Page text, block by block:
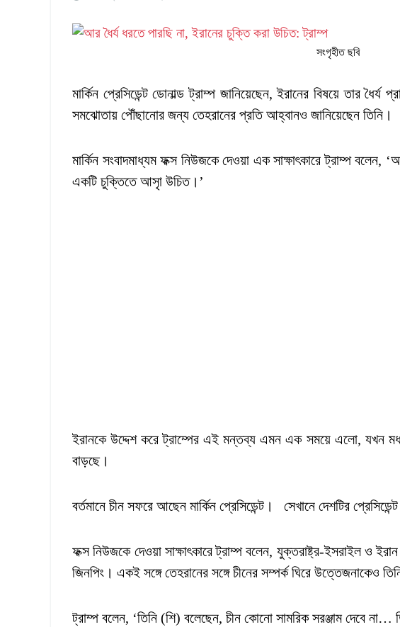
সংগৃহীত ছবি
মার্কিন প্রেসিডেন্ট ডোনাল্ড ট্রাম্প জানিয়েছেন, ইরানের বিষয়ে তার
সমঝোতায় পৌঁছানোর জন্য তেহরানের প্রতি আহ্বানও জানিয়েছেন তিনি।
মার্কিন সংবাদমাধ্যম ফক্স নিউজকে দেওয়া এক সাক্ষাৎকারে ট্রাম্প বলেন,
একটি চুক্তিতে আসাৃ উচিত।’
ইরানকে উদ্দেশ করে ট্রাম্পের এই মন্তব্য এমন এক সময়ে এলো, যখন
বাড়ছে।
বর্তমানে চীন সফরে আছেন মার্কিন প্রেসিডেন্ট। সেখানে দেশটির
ফক্স নিউজকে দেওয়া সাক্ষাৎকারে ট্রাম্প বলেন, যুক্তরাষ্ট্র-ইসরাইল ও
জিনপিং। একই সঙ্গে তেহরানের সঙ্গে চীনের সম্পর্ক ঘিরে উত্তেজনাকেও
ট্রাম্প বলেন, ‘তিনি (শি) বলেছেন, চীন কোনো সামরিক সরঞ্জাম দেবে